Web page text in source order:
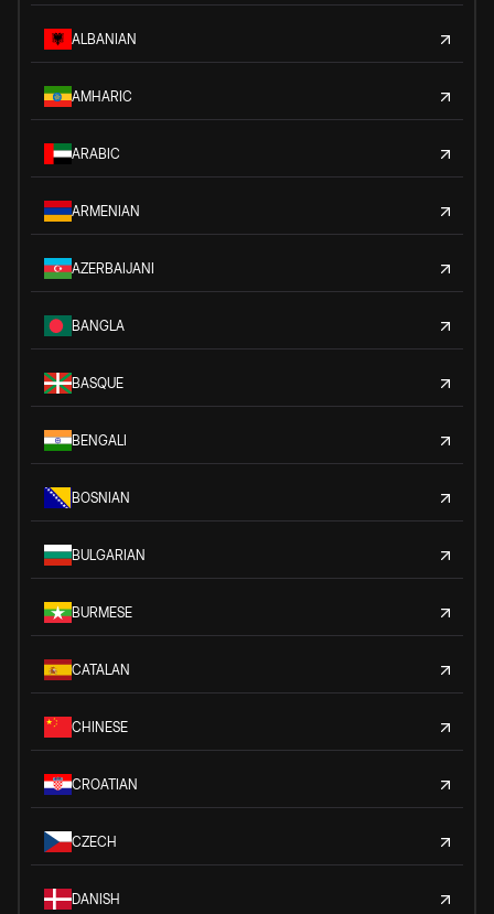
ALBANIAN
AMHARIC
ARABIC
ARMENIAN
AZERBAIJANI
BANGLA
BASQUE
BENGALI
BOSNIAN
BULGARIAN
BURMESE
CATALAN
CHINESE
CROATIAN
CZECH
DANISH